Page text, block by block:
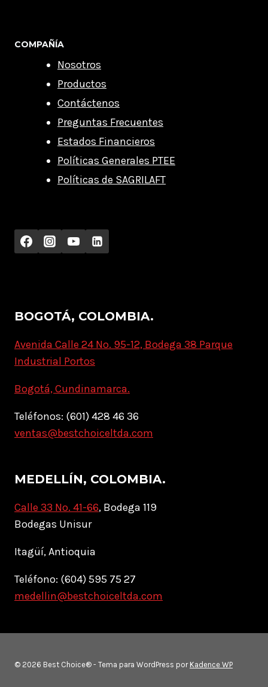
COMPAÑÍA
Nosotros
Productos
Contáctenos
Preguntas Frecuentes
Estados Financieros
Políticas Generales PTEE
Políticas de SAGRILAFT
BOGOTÁ, COLOMBIA.
Avenida Calle 24 No. 95-12, Bodega 38 Parque
Industrial Portos
Bogotá, Cundinamarca.
Teléfonos: (601) 428 46 36
ventas@bestchoiceltda.com
MEDELLÍN, COLOMBIA.
Calle 33 No. 41-66, Bodega 119
Bodegas Unisur
Itagüí, Antioquia
Teléfono: (604) 595 75 27
medellin@bestchoiceltda.com
© 2026 Best Choice® - Tema para WordPress por Kadence WP